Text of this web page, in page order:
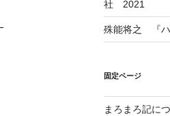
社 2021
殊能将之 『
固定ページ
まろまろ記に